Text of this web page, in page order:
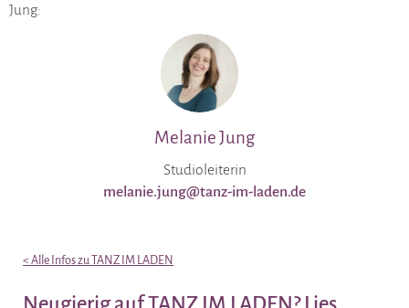
Jung:
Melanie Jung
Studioleiterin
melanie.jung@tanz-im-laden.de
< Alle Infos zu TANZ IM LADEN